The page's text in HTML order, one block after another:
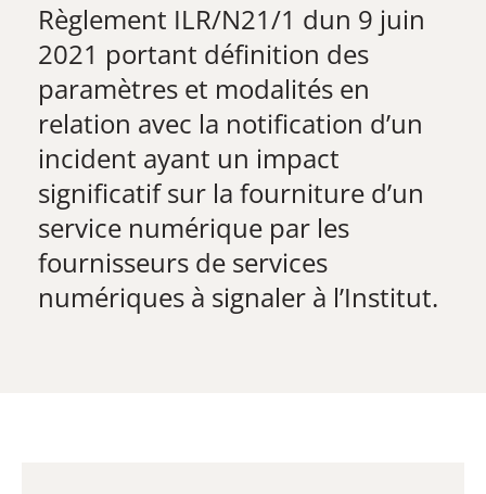
​Règlement ILR/N21/1 dun 9 juin
2021 portant définition des
paramètres et modalités en
relation avec la notification d’un
incident ayant un impact
significatif sur la fourniture d’un
service numérique par les
fournisseurs de services
numériques à signaler à l’I​nstitut.​​